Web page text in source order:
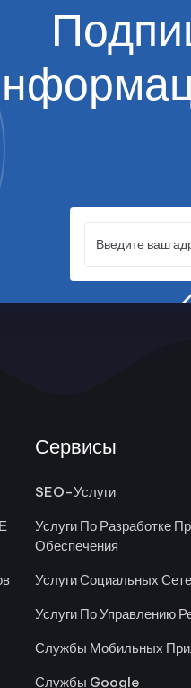
Сервисы
SEO-Услуги
Услуги По Разработке
Обеспечения
Услуги Социальных
Услуги По Управлению
Службы Мобильных
Службы Google